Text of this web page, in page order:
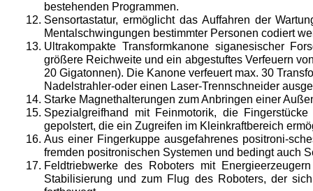
bestehenden Programmen.
Sensortastatur, ermöglicht das Auffahren der
Mentalschwingungen bestimmter Personen codiert
Ultrakompakte Transformkanone siganesischer
größere Reichweite und ein abgestuftes Verfeuern
20 Gigatonnen). Die Kanone verfeuert max. 30
Nadelstrahler-oder einen Laser-Trennschneider
Starke Magnethalterungen zum Anbringen einer
Spezialgreifhand mit Feinmotorik, die
gepolstert, die ein Zugreifen im Kleinkraftbe­reich
Aus einer Fingerkuppe ausgefahrenes positroni-
fremden positronischen Systemen und bedingt auch
Feldtriebwerke des Roboters mit
Stabilisierung und zum Flug des Roboters, der